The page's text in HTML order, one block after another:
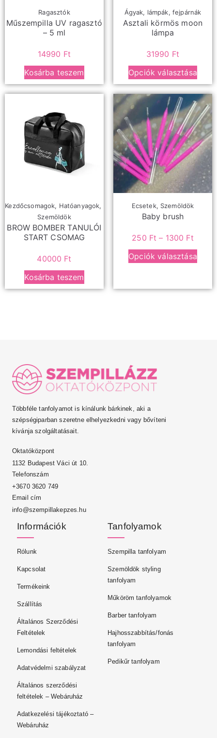
Ragasztók
Műszempilla UV ragasztó
– 5 ml
14990 Ft
Kosárba teszem
Ágyak, lámpák, fejpárnák
Asztali körmös moon
lámpa
31990 Ft
Opciók választása
Kezdőcsomagok, Hatóanyagok,
Szemöldök
BROW BOMBER TANULÓI
START CSOMAG
40000 Ft
Kosárba teszem
Ecsetek, Szemöldök
Baby brush
250 Ft – 1300 Ft
Opciók választása
Többféle tanfolyamot is kínálunk bárkinek, aki a
szépségiparban szeretne elhelyezkedni vagy bővíteni
kívánja szolgáltatásait.
Oktatóközpont
1132 Budapest Váci út 10.
Telefonszám
+3670 3620 749
Email cím
info@szempillakepzes.hu
Információk
Rólunk
Kapcsolat
Termékeink
Szállítás
Általános Szerződési
Feltételek
Lemondási feltételek
Adatvédelmi szabályzat
Általános szerződési
feltételek – Webáruház
Adatkezelési tájékoztató –
Webáruház
Tanfolyamok
Szempilla tanfolyam
Szemöldök styling
tanfolyam
Műköröm tanfolyamok
Barber tanfolyam
Hajhosszabbítás/fonás
tanfolyam
Pedikűr tanfolyam